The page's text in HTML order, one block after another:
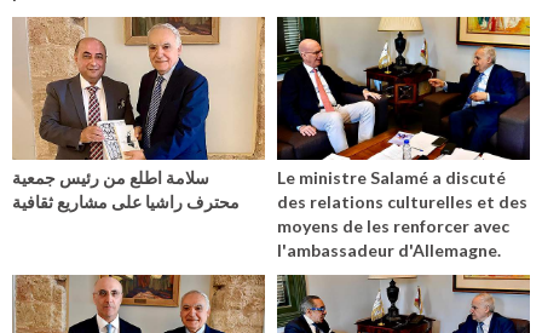
سلامة اطلع من رئيس جمعية
محترف راشيا على مشاريع ثقافية
Le ministre Salamé a discuté
des relations culturelles et des
moyens de les renforcer avec
l'ambassadeur d'Allemagne.